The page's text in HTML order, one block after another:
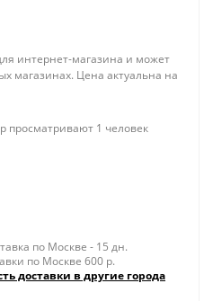
интернет-магазина и может
магазинах. Цена актуальна на
просматривают 1 человек
по Москве - 15 дн.
по Москве 600 р.
доставки в другие города